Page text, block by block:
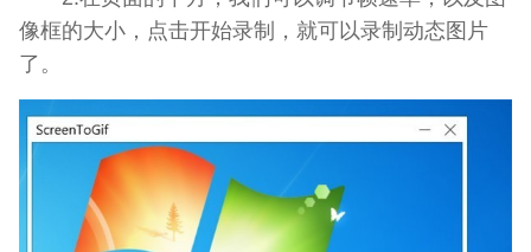
像框的大小，点击开始录制，就可以录制动态图片
了。